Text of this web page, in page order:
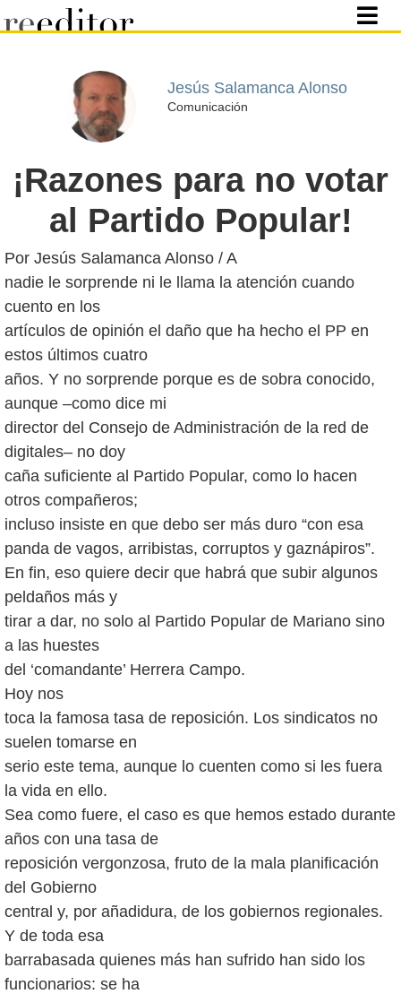
Jesús Salamanca Alonso
Comunicación
¡Razones para no votar
al Partido Popular!
Por Jesús Salamanca Alonso / A
nadie le sorprende ni le llama la atención cuando
cuento en los
artículos de opinión el daño que ha hecho el PP en
estos últimos cuatro
años. Y no sorprende porque es de sobra conocido,
aunque –como dice mi
director del Consejo de Administración de la red de
digitales– no doy
caña suficiente al Partido Popular, como lo hacen
otros compañeros;
incluso insiste en que debo ser más duro “con esa
panda de vagos, arribistas, corruptos y gaznápiros”.
En fin, eso quiere decir que habrá que subir algunos
peldaños más y
tirar a dar, no solo al Partido Popular de Mariano sino
a las huestes
del ‘comandante’ Herrera Campo.
Hoy nos
toca la famosa tasa de reposición. Los sindicatos no
suelen tomarse en
serio este tema, aunque lo cuenten como si les fuera
la vida en ello.
Sea como fuere, el caso es que hemos estado durante
años con una tasa de
reposición vergonzosa, fruto de la mala planificación
del Gobierno
central y, por añadidura, de los gobiernos regionales.
Y de toda esa
barrabasada quienes más han sufrido han sido los
funcionarios: se ha